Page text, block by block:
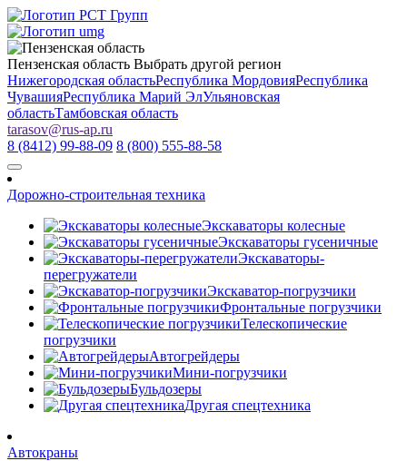
Пензенская область Выбрать другой регион
Нижегородская областьРеспублика МордовияРеспублика
ЧувашияРеспублика Марий ЭлУльяновская
областьТамбовская область
tarasov@rus-ap.ru
8 (8412) 99-88-09 8 (800) 555-88-58
Дорожно-строительная техника
Экскаваторы колесные
Экскаваторы гусеничные
Экскаваторы-
перегружатели
Экскаватор-погрузчики
Фронтальные погрузчики
Телескопические
погрузчики
Автогрейдеры
Мини-погрузчики
Бульдозеры
Другая спецтехника
Автокраны